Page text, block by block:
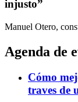
injusto”
Manuel Otero,
Agenda de
Cómo
traves de